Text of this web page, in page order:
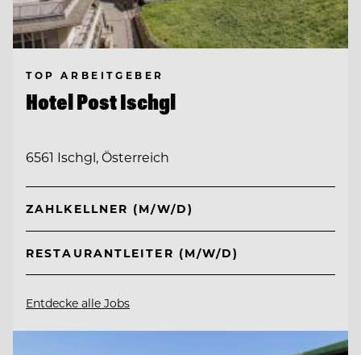
TOP ARBEITGEBER
Hotel Post Ischgl
6561 Ischgl, Österreich
ZAHLKELLNER (M/W/D)
RESTAURANTLEITER (M/W/D)
Entdecke alle Jobs